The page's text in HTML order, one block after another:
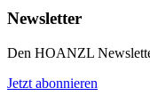
Newsletter
Den HOANZL
Jetzt abonnieren